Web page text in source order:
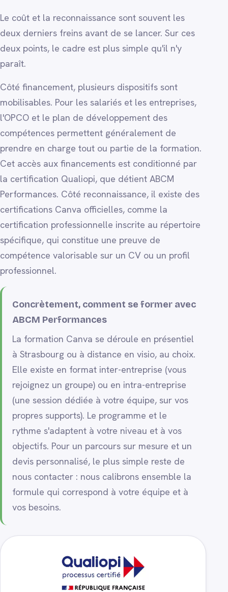
Le coût et la reconnaissance sont souvent les
deux derniers freins avant de se lancer. Sur ces
deux points, le cadre est plus simple qu'il n'y
paraît.
Côté financement, plusieurs dispositifs sont
mobilisables. Pour les salariés et les entreprises,
l'OPCO et le plan de développement des
compétences permettent généralement de
prendre en charge tout ou partie de la formation.
Cet accès aux financements est conditionné par
la certification Qualiopi, que détient ABCM
Performances. Côté reconnaissance, il existe des
certifications Canva officielles, comme la
certification professionnelle inscrite au répertoire
spécifique, qui constitue une preuve de
compétence valorisable sur un CV ou un profil
professionnel.
Concrètement, comment se former avec
ABCM Performances
La formation Canva se déroule en présentiel
à Strasbourg ou à distance en visio, au choix.
Elle existe en format inter-entreprise (vous
rejoignez un groupe) ou en intra-entreprise
(une session dédiée à votre équipe, sur vos
propres supports). Le programme et le
rythme s'adaptent à votre niveau et à vos
objectifs. Pour un parcours sur mesure et un
devis personnalisé, le plus simple reste de
nous contacter : nous calibrons ensemble la
formule qui correspond à votre équipe et à
vos besoins.